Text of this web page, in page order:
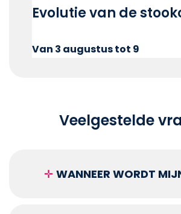
Evolutie van de
Van 3 augustus tot 9
Veelgestelde
✛ WANNEER WORDT